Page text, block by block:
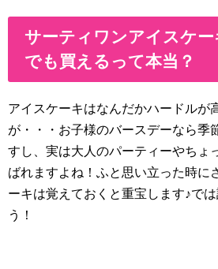
サーティワンアイスケー
でも買えるって本当？
アイスケーキはなんだかハードルが
が・・・お子様のバースデーなら季
すし、実は大人のパーティーやちょ
ばれますよね！ふと思い立った時に
ーキは覚えておくと重宝します♪で
う！